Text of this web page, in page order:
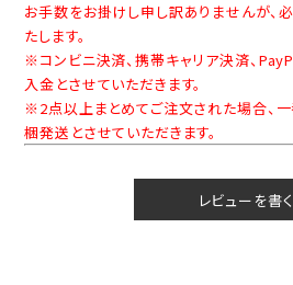
お手数をお掛けし申し訳ありませんが、
たします。
※コンビニ決済、携帯キャリア決済、
入金とさせていただきます。
※2点以上まとめてご注文された場合、
梱発送とさせていただきます。
レビューを書く